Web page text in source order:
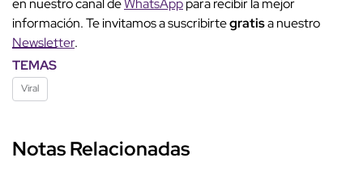
en nuestro canal deWhatsApppara recibir la mejor
información. Te invitamos a suscribirtegratisa nuestro
Newsletter.
TEMAS
Viral
Notas Relacionadas